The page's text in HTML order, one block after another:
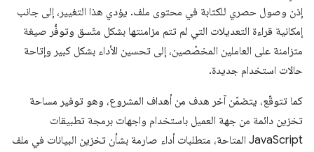
إذن وصول حصري للكتابة في محتوى ملف. يؤدي هذا التغيير، إلى جانب
إمكانية قراءة التعديلات التي لم تتم مزامنتها بشكل متّسق وتوفُّر صيغة
متزامنة على العاملين المخصّصين، إلى تحسين الأداء بشكل كبير وإتاحة
حالات استخدام جديدة.
كما تتوقّع، يتضمّن آخر هدف من أهداف المشروع، وهو توفير مساحة
تخزين دائمة من جهة العميل باستخدام واجهات برمجة تطبيقات
JavaScript المتاحة، متطلبات أداء صارمة بشأن تخزين البيانات في ملف